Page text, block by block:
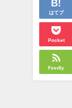
はてブ
Pocket
Feedly